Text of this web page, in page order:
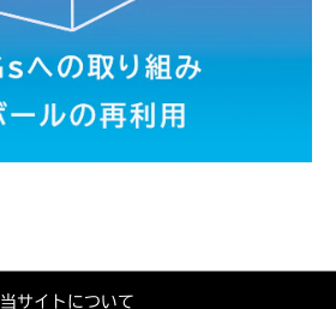
当サイトについて